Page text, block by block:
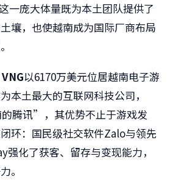
一庞大体量既为本土团队提供了
壤，也使越南成为国际厂商布局
VNG以6170万美元位居越南电子游
本土最大的互联网科技公司，
腾讯”，其优势不止于游戏发
环：国民级社交软件Zalo与领先
强化了获客、留存与变现能力，
。